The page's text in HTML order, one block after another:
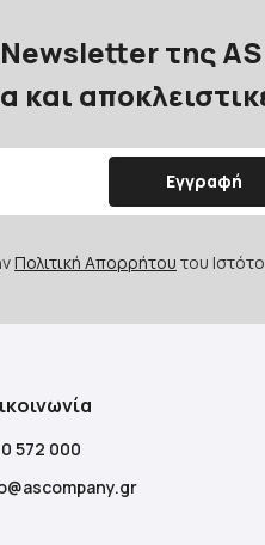
της AS
και
Εγγραφή
Πολιτική Απορρήτου του
572 000